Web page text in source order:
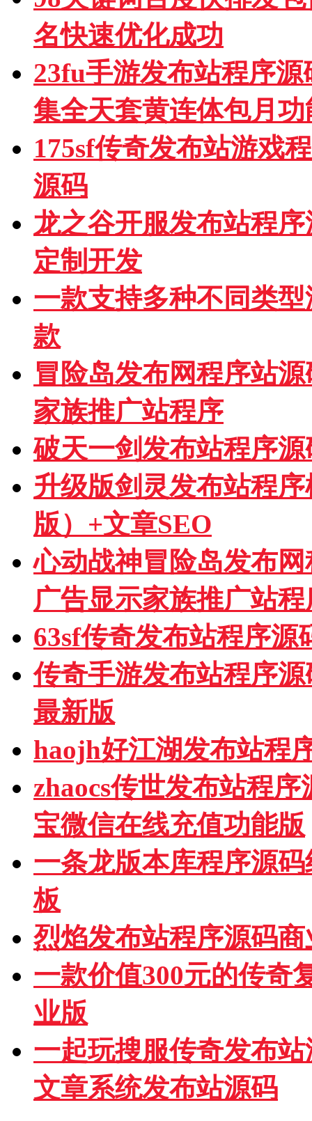
名快速优化成功
23fu手游发布站程序
集全天套黄连体包月功
175sf传奇发布站游戏
源码
龙之谷开服发布站程
定制开发
一款支持多种不同类
款
冒险岛发布网程序站
家族推广站程序
破天一剑发布站程序
升级版剑灵发布站程
版）+文章SEO
心动战神冒险岛发布
广告显示家族推广站程
63sf传奇发布站程序
传奇手游发布站程序
最新版
haojh好江湖发布站程
zhaocs传世发布站程
宝微信在线充值功能版
一条龙版本库程序源
板
烈焰发布站程序源码
一款价值300元的传奇
业版
一起玩搜服传奇发布
文章系统发布站源码